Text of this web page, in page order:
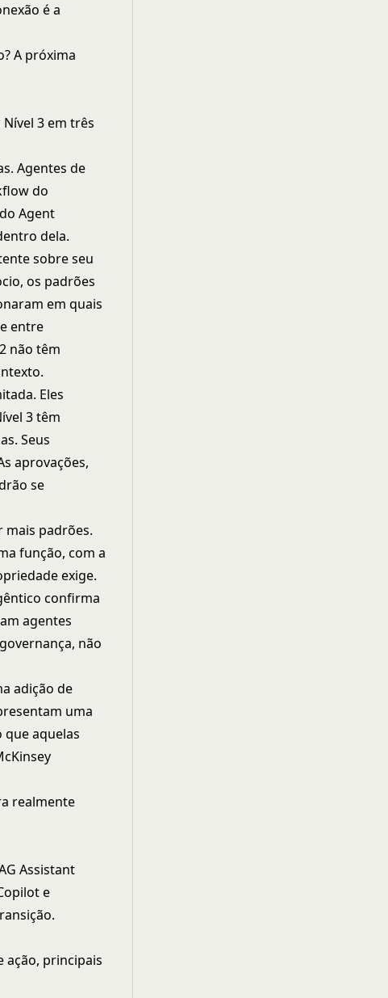
é a
A próxima
3 em três
Agentes de
do
Agent
dela.
sobre seu
os padrões
em quais
entre
não têm
Eles
3 têm
Seus
aprovações,
se
mais padrões.
função, com a
exige.
confirma
agentes
não
adição de
uma
aquelas
realmente
Assistant
e
ação, principais